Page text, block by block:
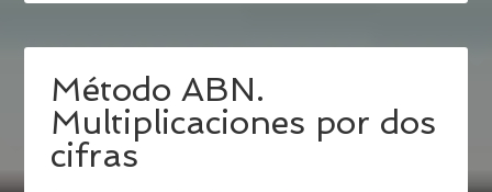
Método ABN.
Multiplicaciones por dos
cifras